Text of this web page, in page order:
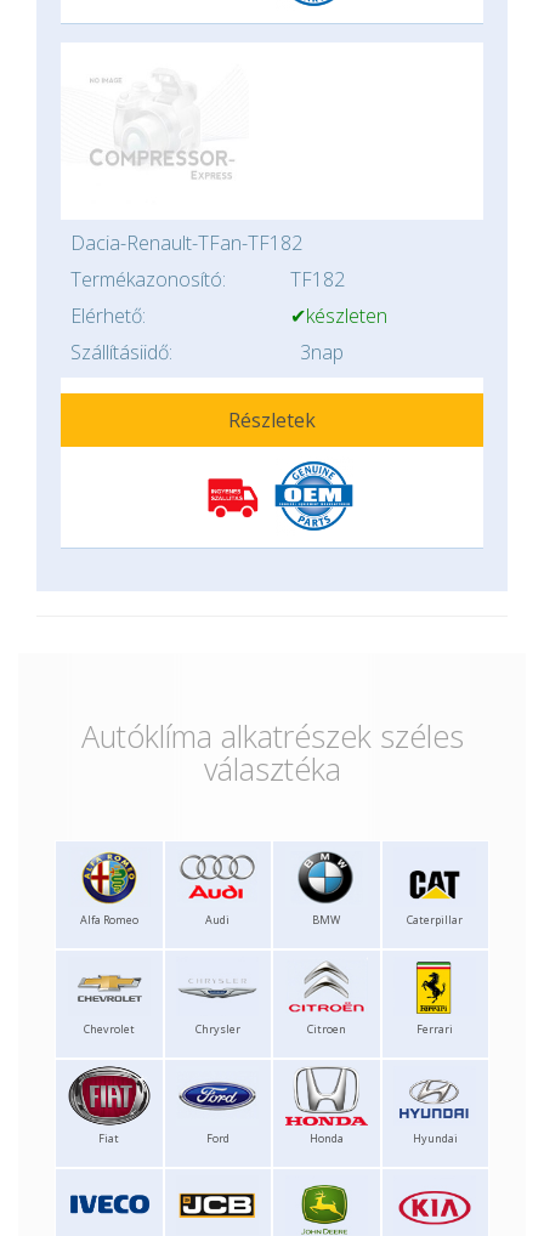
Dacia-Renault-TFan-TF182
Termékazonosító:
TF182
Elérhető:
✔készleten
Szállításiidő:
3nap
Részletek
Autóklíma alkatrészek széles
választéka
Alfa Romeo Audi BMW Caterpillar
Chevrolet Chrysler Citroen Ferrari
Fiat Ford Honda Hyundai